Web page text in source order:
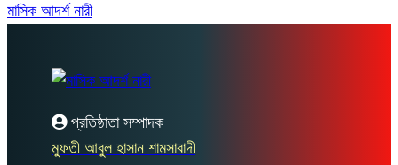
মাসিক আদর্শ নারী
প্রতিষ্ঠাতা সম্পাদক
মুফতী আবুল হাসান শামসাবাদী